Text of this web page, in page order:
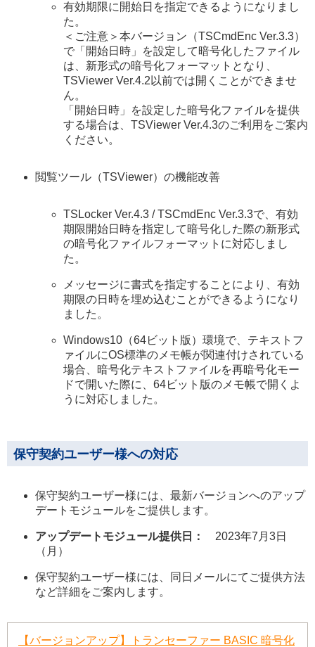
有効期限に開始日を指定できるようになりまし
た。
＜ご注意＞本バージョン（TSCmdEnc Ver.3.3）
で「開始日時」を設定して暗号化したファイル
は、新形式の暗号化フォーマットとなり、
TSViewer Ver.4.2以前では開くことができませ
ん。
「開始日時」を設定した暗号化ファイルを提供
する場合は、TSViewer Ver.4.3のご利用をご案内
ください。
閲覧ツール（TSViewer）の機能改善
TSLocker Ver.4.3 / TSCmdEnc Ver.3.3で、有効
期限開始日時を指定して暗号化した際の新形式
の暗号化ファイルフォーマットに対応しまし
た。
メッセージに書式を指定することにより、有効
期限の日時を埋め込むことができるようになり
ました。
Windows10（64ビット版）環境で、テキストフ
ァイルにOS標準のメモ帳が関連付けされている
場合、暗号化テキストファイルを再暗号化モー
ドで開いた際に、64ビット版のメモ帳で開くよ
うに対応しました。
保守契約ユーザー様への対応
保守契約ユーザー様には、最新バージョンへのアップ
デートモジュールをご提供します。
アップデートモジュール提供日：
2023年7月3日
（月）
保守契約ユーザー様には、同日メールにてご提供方法
など詳細をご案内します。
【バージョンアップ】トランセーファー BASIC 暗号化